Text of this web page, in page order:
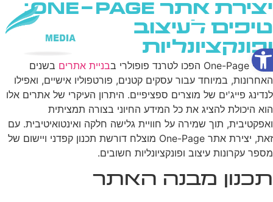
פתח סרגל נגישות
יצירת אתר One-Page:
טיפים לעיצוב
ופונקציונליות
אתרי One-Page הפכו לטרנד פופולרי ב בניית אתרים בשנים
האחרונות, במיוחד עבור עסקים קטנים, פורטפוליו אישיים, ואפילו
לנדינג פייג'ים של מוצרים ספציפיים. היתרון העיקרי של אתרים אלו
הוא היכולת להציג את כל המידע החיוני בצורה תמציתית
ואפקטיבית, תוך שמירה על חוויית גלישה חלקה ואינטואיטיבית. עם
זאת, יצירת אתר One-Page מוצלח דורשת תכנון קפדני ויישום של
מספר עקרונות עיצוב ופונקציונליות חשובים.
תכנון מבנה האתר